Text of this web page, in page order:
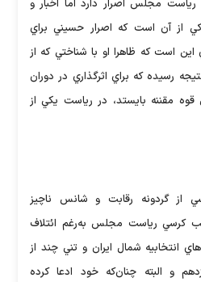
مجلس اصرار دارد اما اخبار و
از آن است كه اصرار حسيني براي
است كه ظاهرا او با شناختي كه از
رسيده كه براي اثرگذاري در دوران
مقننه بايستد، در رياست يكي از
از گردونه رقابت و شانس ناچيز
كرسي رياست مجلس به‌رغم ائتلاف
انتخابيه شمال ايران و تني چند از
و البته چنان‌كه خود ادعا كرده